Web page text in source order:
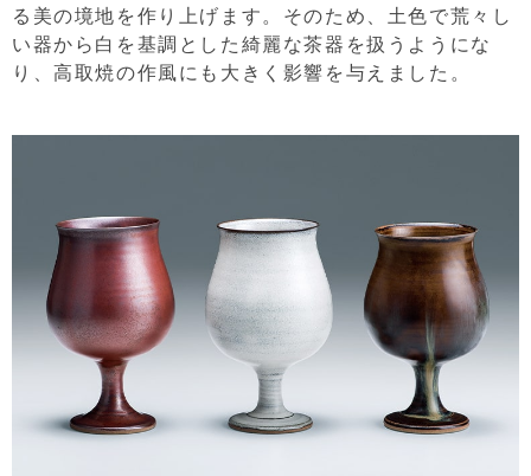
る美の境地を作り上げます。そのため、土色で荒々し
い器から白を基調とした綺麗な茶器を扱うようにな
り、高取焼の作風にも大きく影響を与えました。